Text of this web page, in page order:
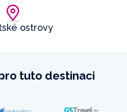
ostrovy
tuto destinaci